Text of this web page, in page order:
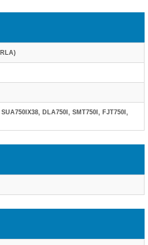
DLA750I, SMT750I, FJT750I,